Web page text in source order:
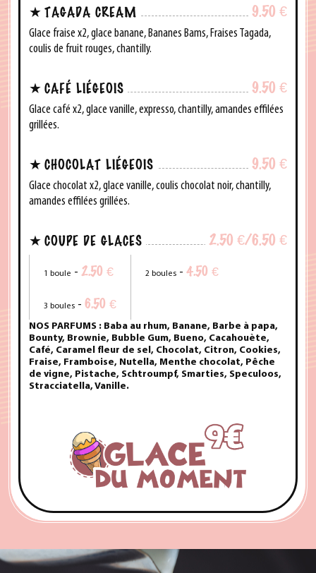
9.50 €
TAGADA CREAM
Glace fraise x2, glace banane, Bananes Bams, Fraises Tagada,
coulis de fruit rouges, chantilly.
9.50 €
CAFÉ LIÉGEOIS
Glace café x2, glace vanille, expresso, chantilly, amandes effilées
grillées.
9.50 €
CHOCOLAT LIÉGEOIS
Glace chocolat x2, glace vanille, coulis chocolat noir, chantilly,
amandes effilées grillées.
2.50 €/6.50 €
COUPE DE GLACES
1 boule - 2.50 € 2 boules - 4.50 €
3 boules - 6.50 €
NOS PARFUMS : Baba au rhum, Banane, Barbe à papa,
Bounty, Brownie, Bubble Gum, Bueno, Cacahouète,
Café, Caramel fleur de sel, Chocolat, Citron, Cookies,
Fraise, Framboise, Nutella, Menthe chocolat, Pêche
de vigne, Pistache, Schtroumpf, Smarties, Speculoos,
Stracciatella, Vanille.